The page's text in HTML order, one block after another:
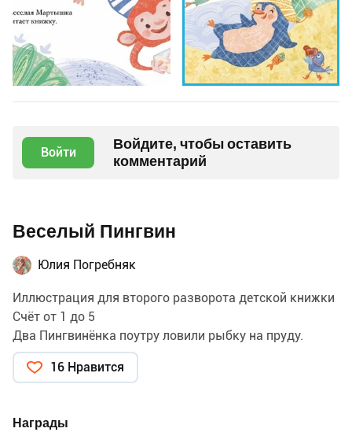
Войти
Войдите, чтобы оставить
комментарий
Веселый Пингвин
Юлия Погребняк
Иллюстрация для второго разворота детской книжки
Счёт от 1 до 5
Два Пингвинёнка поутру ловили рыбку на пруду.
16 Нравится
Награды